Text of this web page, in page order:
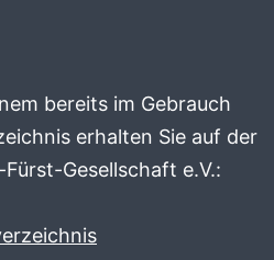
bereits im Gebrauch
erhalten Sie auf der
Gesellschaft e.V.: